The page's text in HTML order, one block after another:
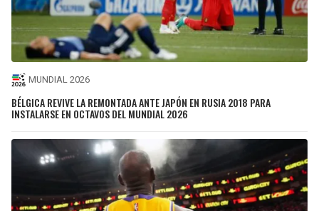
MUNDIAL 2026
BÉLGICA REVIVE LA REMONTADA ANTE JAPÓN EN RUSIA 2018 PARA
INSTALARSE EN OCTAVOS DEL MUNDIAL 2026